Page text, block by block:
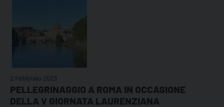
2 Febbraio 2023
PELLEGRINAGGIO A ROMA IN OCCASIONE
DELLA V GIORNATA LAURENZIANA